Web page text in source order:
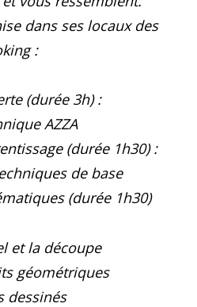
dans ses locaux des
:
(durée 3h) :
AZZA
(durée 1h30) :
de base
(durée 1h30)
et la découpe
géométriques
dessinés